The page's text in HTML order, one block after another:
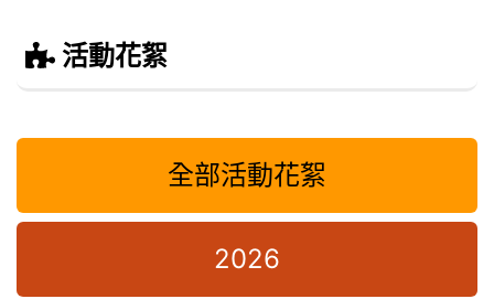
活動花絮
全部活動花絮
2026